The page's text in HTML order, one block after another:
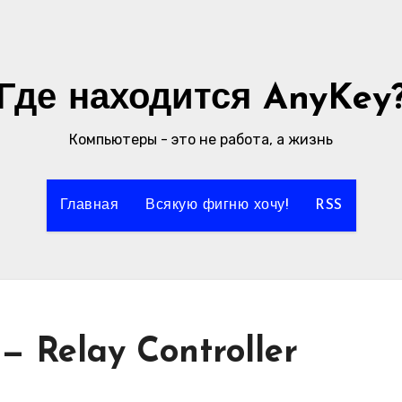
находится
Компьютеры - это не работа, а жизнь
Главная Всякую фигню хочу! RSS
Relay Controller